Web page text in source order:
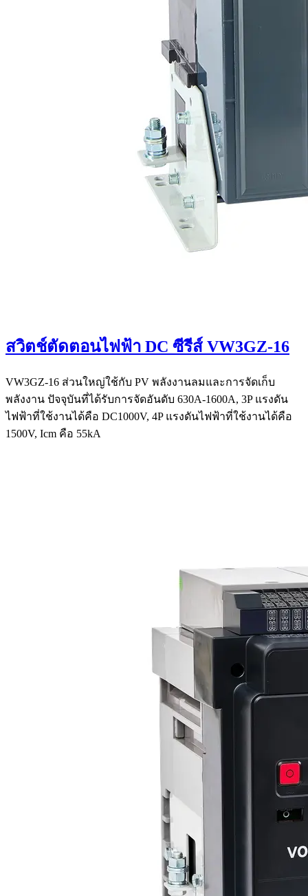
สวิตช์ตัดตอนไฟฟ้า DC ซีรีส์ VW3GZ-16
VW3GZ-16 ส่วนใหญ่ใช้กับ PV พลังงานลมและการจัดเก็บ
พลังงาน ปัจจุบันที่ได้รับการจัดอันดับ 630A-1600A, 3P แรงดัน
ไฟฟ้าที่ใช้งานได้คือ DC1000V, 4P แรงดันไฟฟ้าที่ใช้งานได้คือ
1500V, Icm คือ 55kA